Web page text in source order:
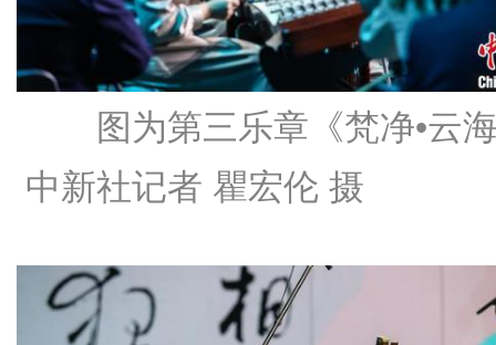
图为第三乐章《梵净•云
中新社记者 瞿宏伦 摄